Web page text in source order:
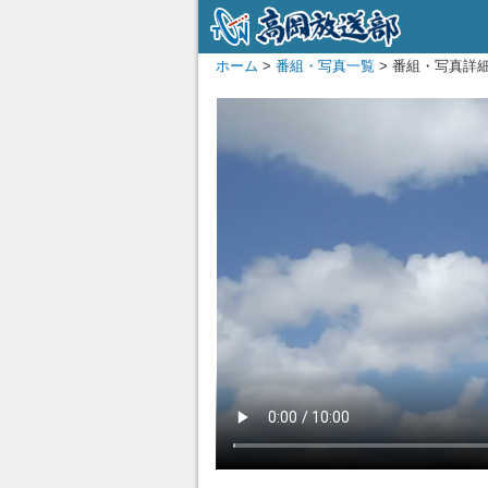
ホーム > 番組・写真一覧 > 番組・写真詳